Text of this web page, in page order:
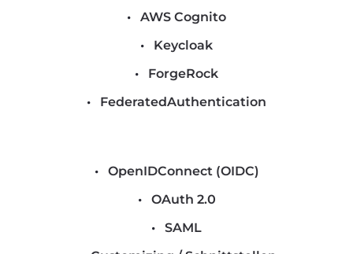
AWS Cognito
Keycloak
ForgeRock
FederatedAuthentication
OpenIDConnect (OIDC)
OAuth 2.0
SAML